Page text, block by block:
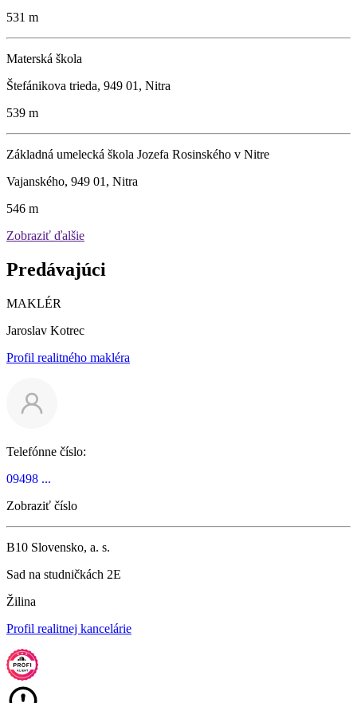
531 m
Materská škola
Štefánikova trieda, 949 01, Nitra
539 m
Základná umelecká škola Jozefa Rosinského v Nitre
Vajanského, 949 01, Nitra
546 m
Zobraziť ďalšie
Predávajúci
MAKLÉR
Jaroslav Kotrec
Profil realitného makléra
Telefónne číslo:
09498 ...
Zobraziť číslo
B10 Slovensko, a. s.
Sad na studničkách 2E
Žilina
Profil realitnej kancelárie